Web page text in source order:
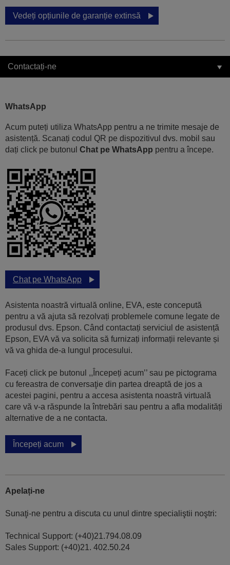
Vedeți opțiunile de garanție extinsă
Contactați-ne
WhatsApp
Acum puteți utiliza WhatsApp pentru a ne trimite mesaje de
asistență. Scanați codul QR pe dispozitivul dvs. mobil sau
dați click pe butonul Chat pe WhatsApp pentru a începe.
Chat pe WhatsApp
Asistenta noastră virtuală online, EVA, este concepută
pentru a vă ajuta să rezolvați problemele comune legate de
produsul dvs. Epson. Când contactați serviciul de asistență
Epson, EVA vă va solicita să furnizați informații relevante și
vă va ghida de-a lungul procesului.
Faceți click pe butonul ,,Începeți acum’’ sau pe pictograma
cu fereastra de conversaţie din partea dreaptă de jos a
acestei pagini, pentru a accesa asistenta noastră virtuală
care vă v-a răspunde la întrebări sau pentru a afla modalități
alternative de a ne contacta.
Începeți acum
Apelați-ne
Sunaţi-ne pentru a discuta cu unul dintre specialiştii noştri:
Technical Support: (+40)21.794.08.09
Sales Support: (+40)21. 402.50.24